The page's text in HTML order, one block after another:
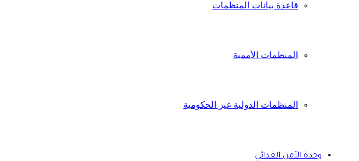
قاعدة بيانات المنظمات
المنظمات الأممية
المنظمات الدولية غير الحكومية
وحدة الأمن الغذائي